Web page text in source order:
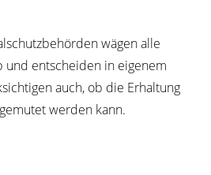
wägen alle
und entscheiden in eigenem
auch, ob die Erhaltung
werden kann.